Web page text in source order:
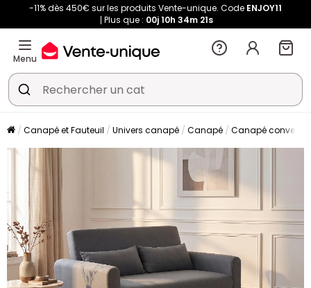
-11% dès 450€ sur les produits Vente-unique. Code ENJOY11
Plus que : 00j10h 34m 21s
Menu
Canapé et Fauteuil Univers canapé Canapé Canapé